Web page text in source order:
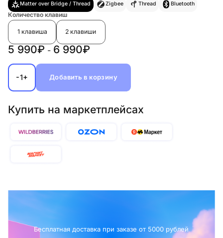
Matter over Bridge / Thread Zigbee Thread Bluetooth
Количество клавиш
1 клавиша 2 клавиши
5 990₽ - 6 990₽
-1+ Добавить в корзину
Купить на маркетплейсах
Бесплатная доставка при заказе от 5000 рублей